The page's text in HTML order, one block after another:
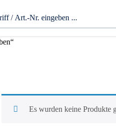
Es wurden keine Produkte